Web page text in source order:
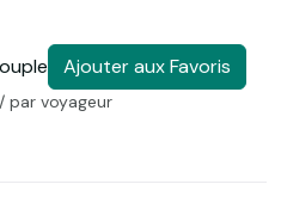
Ajouter aux Favoris
voyageur